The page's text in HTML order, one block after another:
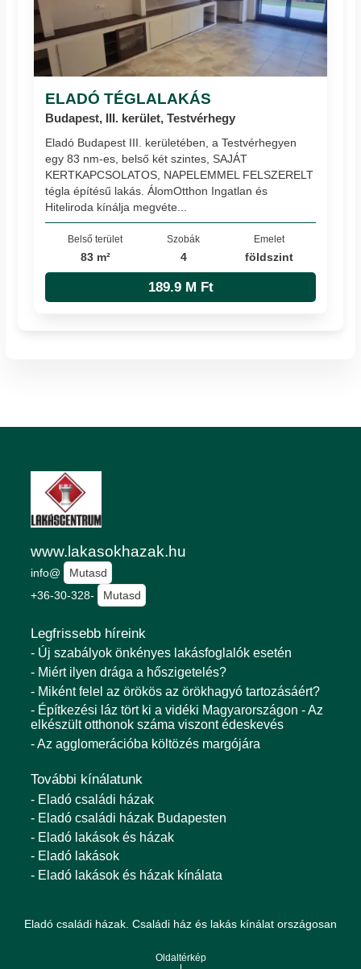
ELADÓ TÉGLALAKÁS
Budapest, III. kerület, Testvérhegy
Eladó Budapest III. kerületében, a Testvérhegyen
egy 83 nm-es, belső két szintes, SAJÁT
KERTKAPCSOLATOS, NAPELEMMEL FELSZERELT
tégla építésű lakás. ÁlomOtthon Ingatlan és
Hiteliroda kínálja megvéte...
Belső terület
83 m²
Szobák
4
Emelet
földszint
189.9 M Ft
www.lakasokhazak.hu
info@
Mutasd
+36-30-328-
Mutasd
Legfrissebb híreink
- Új szabályok önkényes lakásfoglalók esetén
- Miért ilyen drága a hőszigetelés?
- Miként felel az örökös az örökhagyó tartozásáért?
- Építkezési láz tört ki a vidéki Magyarországon - Az
elkészült otthonok száma viszont édeskevés
- Az agglomerációba költözés margójára
További kínálatunk
- Eladó családi házak
- Eladó családi házak Budapesten
- Eladó lakások és házak
- Eladó lakások
- Eladó lakások és házak kínálata
Eladó családi házak. Családi ház és lakás kínálat országosan
Oldaltérkép